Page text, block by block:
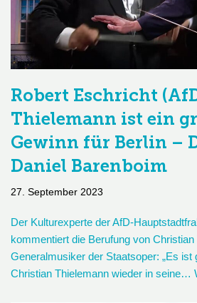
Robert Eschricht
Thielemann ist ein
Gewinn für Berlin –
Daniel Barenboim
27. September 2023
Der Kulturexperte der AfD-
kommentiert die Berufung von
Generalmusiker der Staatsoper: „Es ist
Christian Thielemann wieder in seine…